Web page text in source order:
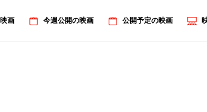
画 今週公開の映画 公開予定の映画